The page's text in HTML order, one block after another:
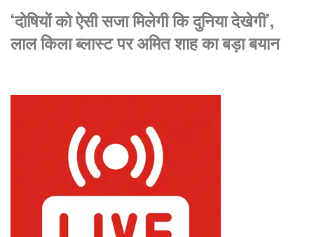
‘दोषियों को ऐसी सजा मिलेगी कि दुनिया देखेगी’,
लाल किला ब्लास्ट पर अमित शाह का बड़ा बयान